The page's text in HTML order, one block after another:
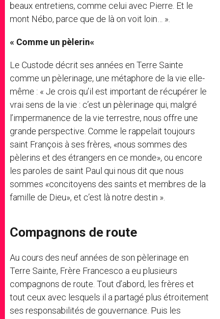
beaux entretiens, comme celui avec Pierre. Et le
mont Nébo, parce que de là on voit loin… ».
« Comme un pèlerin«
Le Custode décrit ses années en Terre Sainte
comme un pèlerinage, une métaphore de la vie elle-
même : « Je crois qu’il est important de récupérer le
vrai sens de la vie : c’est un pèlerinage qui, malgré
l’impermanence de la vie terrestre, nous offre une
grande perspective. Comme le rappelait toujours
saint François à ses frères, «nous sommes des
pèlerins et des étrangers en ce monde», ou encore
les paroles de saint Paul qui nous dit que nous
sommes «concitoyens des saints et membres de la
famille de Dieu», et c’est là notre destin ».
Compagnons de route
Au cours des neuf années de son pèlerinage en
Terre Sainte, Frère Francesco a eu plusieurs
compagnons de route. Tout d’abord, les frères et
tout ceux avec lesquels il a partagé plus étroitement
ses responsabilités de gouvernance. Puis les